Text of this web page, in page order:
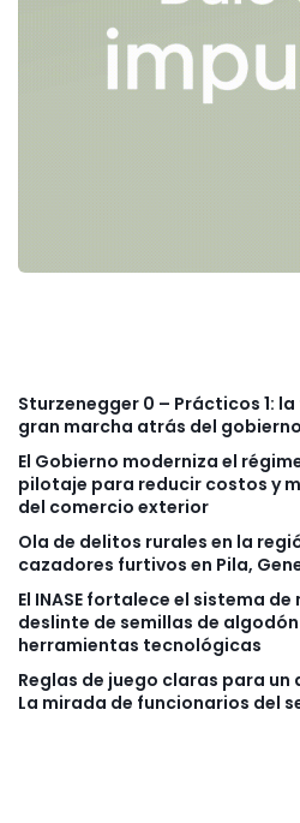
Sturzenegger 0 – Prácticos 1:
gran marcha atrás del
El Gobierno moderniza el
pilotaje para reducir costos y
del comercio exterior
Ola de delitos rurales en la
cazadores furtivos en Pila,
El INASE fortalece el sistema
deslinte de semillas de
herramientas tecnológicas
Reglas de juego claras para
La mirada de funcionarios del